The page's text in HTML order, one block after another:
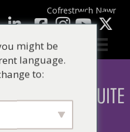
Cofrestrwch Nawr
LinkedInfacebook YouTube
might be
language.
to: